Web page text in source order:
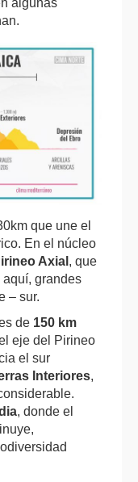
algunas
que une el
En el núcleo
Axial , que
grandes
– sur.
de 150 km
eje del Pirineo
el sur
Interiores,
, donde el